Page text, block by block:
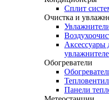
Сплит
Очистка и
Аксессуары
Обогреватели
Панели